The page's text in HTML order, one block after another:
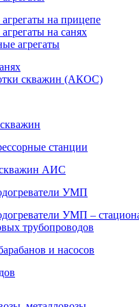
на прицепе
на санях
агрегаты
скважин (АКОС)
станции
скважин АИС
УМП
УМП –
трубопроводов
и насосов